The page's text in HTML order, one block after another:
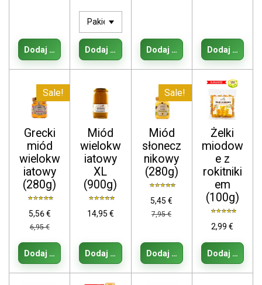
Dodaj do koszykaDodaj do koszykaDodaj do koszykaDodaj do
Sale!
Grecki
miód
wielokw
iatowy
(280g)
5,56 €
6,95 €
Dodaj do koszyka
Miód
wielokw
iatowy
XL
(900g)
14,95 €
Dodaj do koszyka
Sale!
Miód
słonecz
nikowy
(280g)
5,45 €
7,95 €
Dodaj do koszyka
Żelki
miodow
e z
rokitniki
em
(100g)
2,99 €
Dodaj do